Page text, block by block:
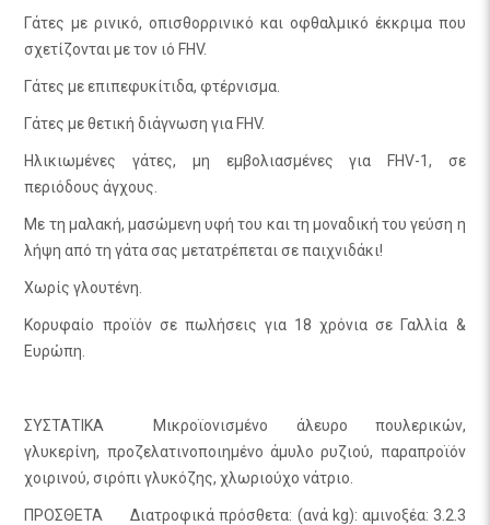
Γάτες με ρινικό, οπισθορρινικό και οφθαλμικό έκκριμα που
σχετίζονται με τον ιό FHV.
Γάτες με επιπεφυκίτιδα, φτέρνισμα.
Γάτες με θετική διάγνωση για FHV.
Ηλικιωμένες γάτες, μη εμβολιασμένες για FHV-1, σε
περιόδους άγχους.
Με τη μαλακή, μασώμενη υφή του και τη μοναδική του γεύση η
λήψη από τη γάτα σας μετατρέπεται σε παιχνιδάκι!
Χωρίς γλουτένη.
Κορυφαίο προϊόν σε πωλήσεις για 18 χρόνια σε Γαλλία &
Ευρώπη.
ΣΥΣΤΑΤΙΚΑ
Μικροϊονισμένο άλευρο πουλερικών,
γλυκερίνη, προζελατινοποιημένο άμυλο ρυζιού, παραπροϊόν
χοιρινού, σιρόπι γλυκόζης, χλωριούχο νάτριο.
ΠΡΟΣΘΕΤΑ
Διατροφικά πρόσθετα: (ανά kg): αμινοξέα: 3.2.3